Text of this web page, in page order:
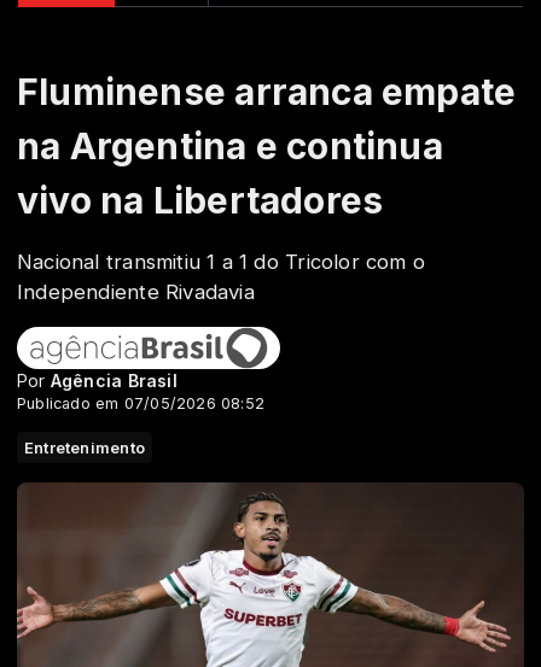
Fluminense arranca empate
na Argentina e continua
vivo na Libertadores
Nacional transmitiu 1 a 1 do Tricolor com o
Independiente Rivadavia
Por Agência Brasil
Publicado em 07/05/2026 08:52
Entretenimento